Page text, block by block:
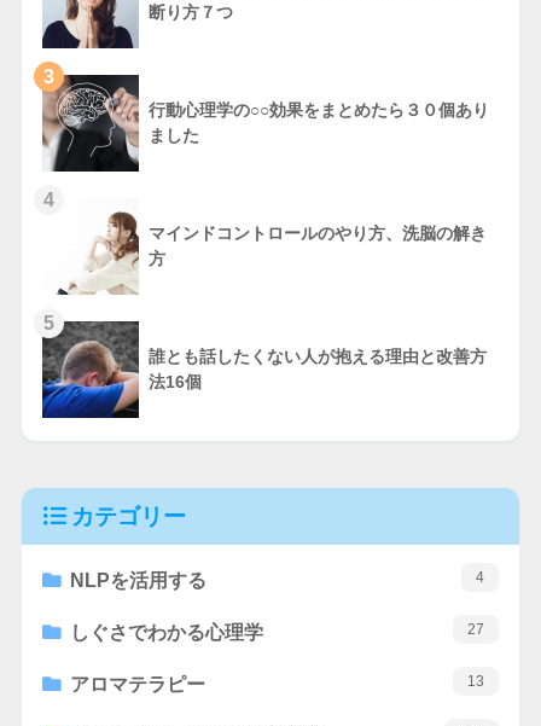
断り方７つ
3
行動心理学の○○効果をまとめたら３０個あり
ました
4
マインドコントロールのやり方、洗脳の解き
方
5
誰とも話したくない人が抱える理由と改善方
法16個
カテゴリー
NLPを活用する 4
しぐさでわかる心理学 27
アロマテラピー 13